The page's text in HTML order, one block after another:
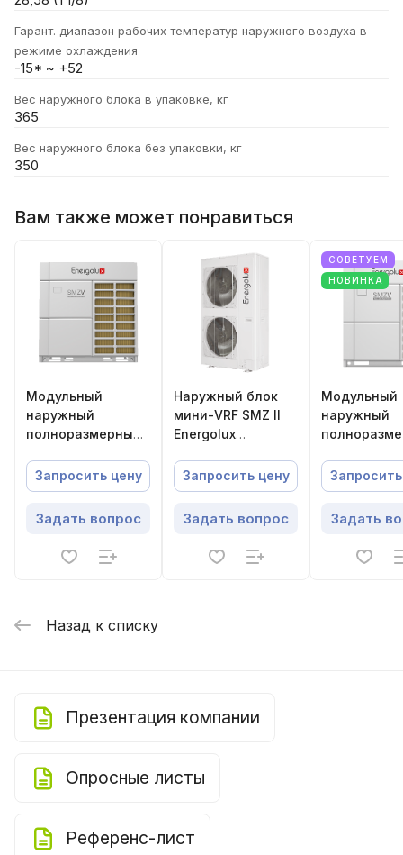
Гарант. диапазон рабочих температур наружного воздуха в
режиме охлаждения
-15* ~ +52
Вес наружного блока в упаковке, кг
365
Вес наружного блока без упаковки, кг
350
Вам также может понравиться
Модульный
наружный
полноразмерный
Energolux
SMZU255V5AI
Запросить цену
Задать вопрос
Наружный блок
мини-VRF SMZ II
Energolux
Запросить цену
Задать вопрос
СОВЕТУЕМ
НОВИНКА
Модульный
наружный
Energolux
Задать
Назад к списку
Презентация компании
Опросные листы
Референс-лист